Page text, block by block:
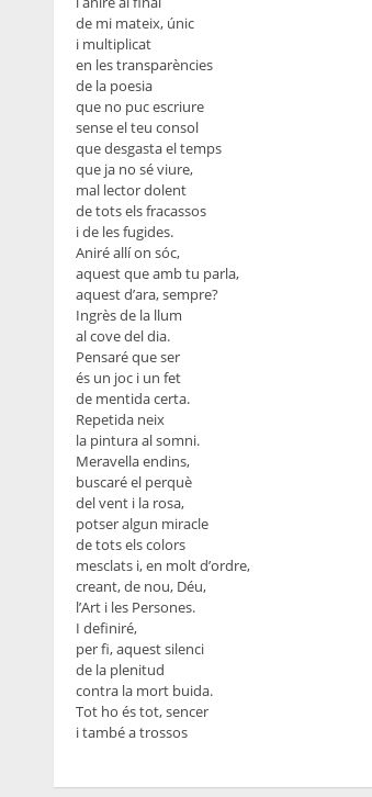
de mi mateix, únic
i multiplicat
en les transparències
de la poesia
que no puc escriure
sense el teu consol
que desgasta el temps
que ja no sé viure,
mal lector dolent
de tots els fracassos
i de les fugides.
Aniré allí on sóc,
aquest que amb tu parla,
aquest d’ara, sempre?
Ingrès de la llum
al cove del dia.
Pensaré que ser
és un joc i un fet
de mentida certa.
Repetida neix
la pintura al somni.
Meravella endins,
buscaré el perquè
del vent i la rosa,
potser algun miracle
de tots els colors
mesclats i, en molt d’ordre,
creant, de nou, Déu,
l’Art i les Persones.
I definiré,
per fi, aquest silenci
de la plenitud
contra la mort buida.
Tot ho és tot, sencer
i també a trossos